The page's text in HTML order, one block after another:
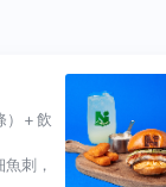
）+ 飲
刺，